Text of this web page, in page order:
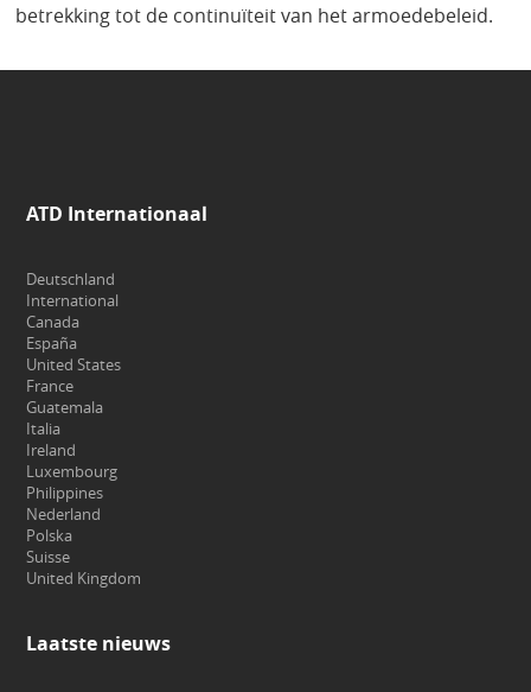
betrekking tot de continuïteit van het armoedebeleid.
ATD Internationaal
Deutschland
International
Canada
España
United States
France
Guatemala
Italia
Ireland
Luxembourg
Philippines
Nederland
Polska
Suisse
United Kingdom
Laatste nieuws